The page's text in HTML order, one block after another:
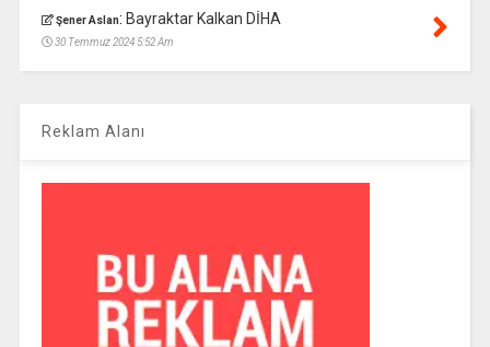
Şener Aslan: Bayraktar Kalkan DİHA
30 Temmuz 2024 5:52 Am
Reklam Alanı